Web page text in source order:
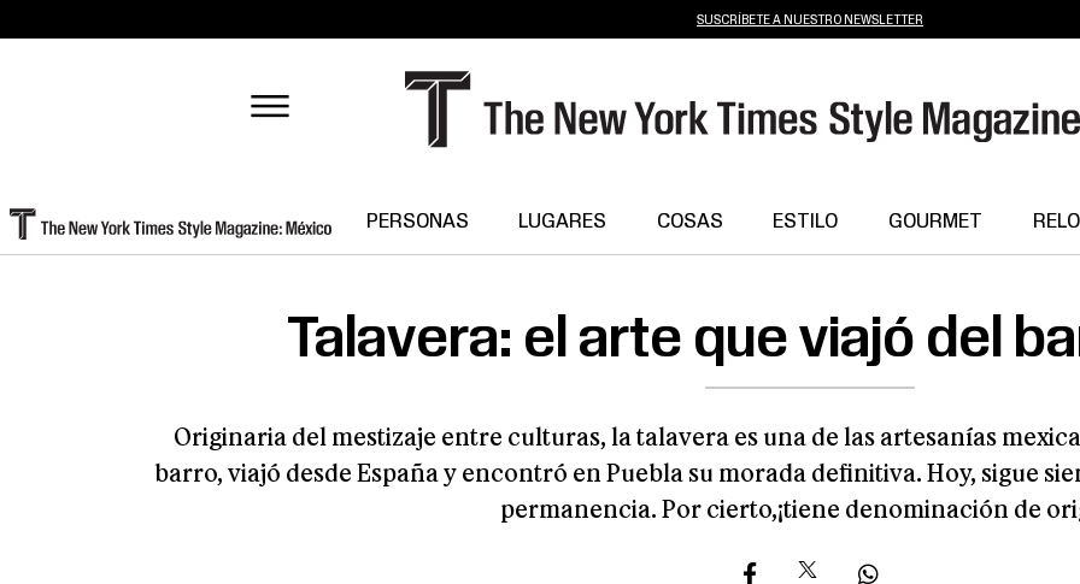
SUSCRÍBETE A NUESTRO NEWSLETTER
PERSONAS LUGARES COSAS ESTILO GOURMET
Talavera: el arte que viajó del
Originaria del mestizaje entre culturas, la talavera es una de las artesanías
barro, viajó desde España y encontró en Puebla su morada definitiva. Hoy, sigue
permanencia. Por cierto,¡tiene denominación de